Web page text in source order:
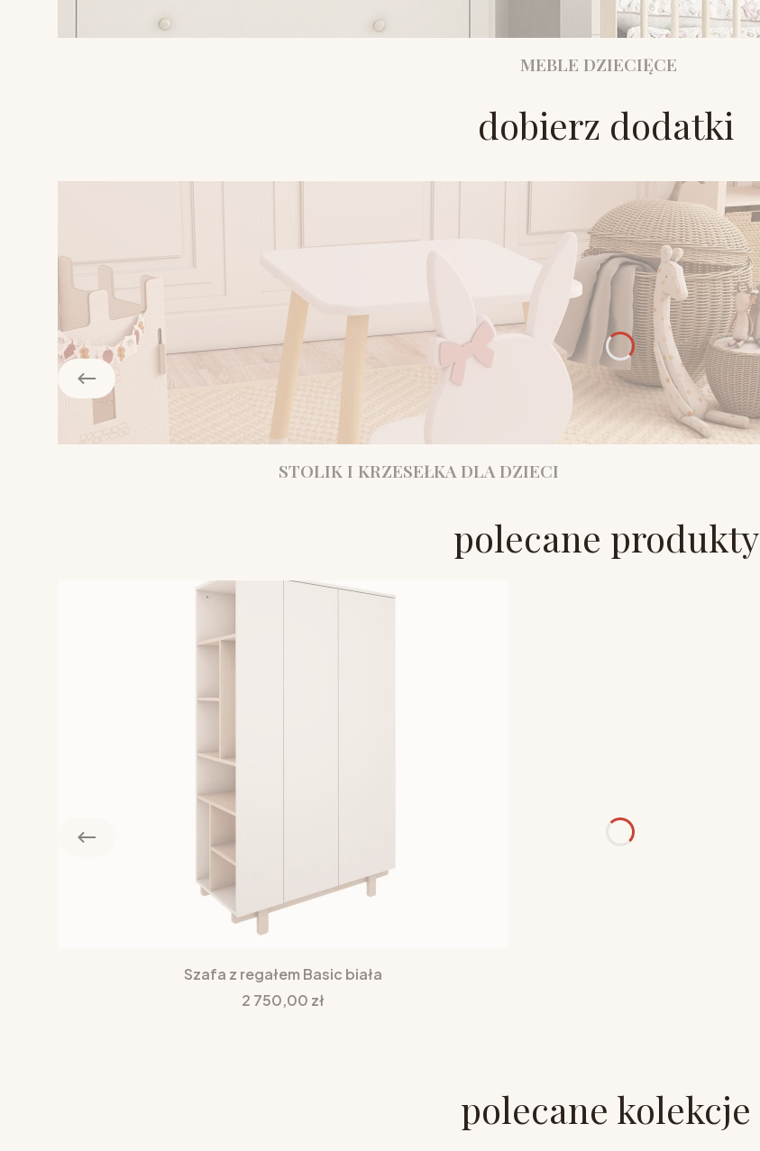
MEBLE DZIECIĘCE
dobierz dodatki
STOLIK I KRZESEŁKA DLA DZIECI
polecane produkty
Szafa z regałem Basic biała
Cena
2 750,00 zł
polecane kolekcje